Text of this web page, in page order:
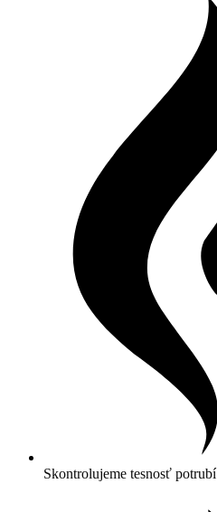
Skontrolujeme tesnosť potrubí